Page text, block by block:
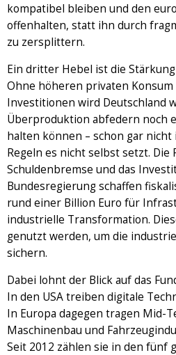
kompatibel bleiben und den
offenhalten, statt ihn durch
zu zersplittern.
Ein dritter Hebel ist die
Ohne höheren privaten Konsum
Investitionen wird Deutschland
Überproduktion abfedern noch
halten können – schon gar
Regeln es nicht selbst setzt. Die
Schuldenbremse und das
Bundesregierung schaffen
rund einer Billion Euro für
industrielle Transformation.
genutzt werden, um die
sichern.
Dabei lohnt der Blick auf das
In den USA treiben digitale
In Europa dagegen tragen Mid-
Maschinenbau und
Seit 2012 zählen sie in den fünf